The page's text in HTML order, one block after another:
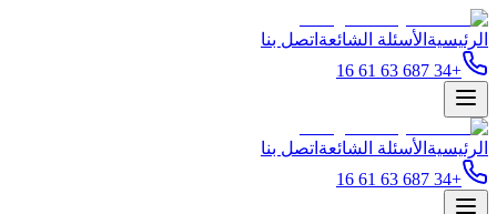
الرئيسية الأسئلة الشائعة اتصل بنا
+34 687 63 61 16
الرئيسية الأسئلة الشائعة اتصل بنا
+34 687 63 61 16